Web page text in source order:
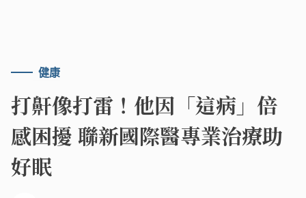
健康
打鼾像打雷！他因「這病」倍
感困擾 聯新國際醫專業治療助
好眠